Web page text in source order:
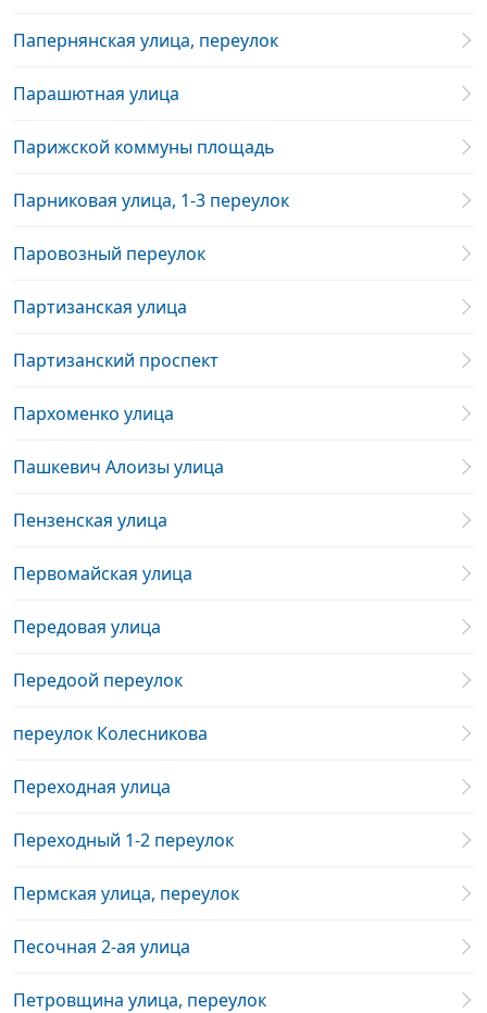
Папернянская улица, переулок
Парашютная улица
Парижской коммуны площадь
Парниковая улица, 1-3 переулок
Паровозный переулок
Партизанская улица
Партизанский проспект
Пархоменко улица
Пашкевич Алоизы улица
Пензенская улица
Первомайская улица
Передовая улица
Передоой переулок
переулок Колесникова
Переходная улица
Переходный 1-2 переулок
Пермская улица, переулок
Песочная 2-ая улица
Петровщина улица, переулок